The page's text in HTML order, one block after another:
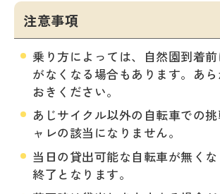
注意事項
乗り方によっては、自然園到着
がなくなる場合もあります。あ
おきください。
あじサイクル以外の自転車での
ャレの該当になりません。
当日の貸出可能な自転車が無く
終了となります。